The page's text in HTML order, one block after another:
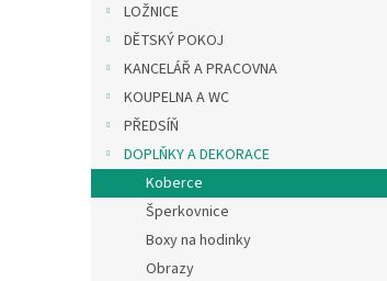
l
LOŽNICE
DĚTSKÝ POKOJ
KANCELÁŘ A PRACOVNA
KOUPELNA A WC
PŘEDSÍŇ
DOPLŇKY A DEKORACE
Koberce
Šperkovnice
Boxy na hodinky
Obrazy